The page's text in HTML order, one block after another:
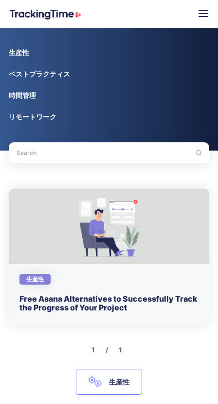
生産性
ベストプラクティス
時間管理
リモートワーク
生産性
Free Asana Alternatives to Successfully Track
the Progress of Your Project
1 / 1
生産性